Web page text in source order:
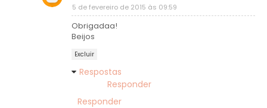
5 de fevereiro de 2015 às 09:59
Obrigadaa!
Beijos
Excluir
Respostas
Responder
Responder